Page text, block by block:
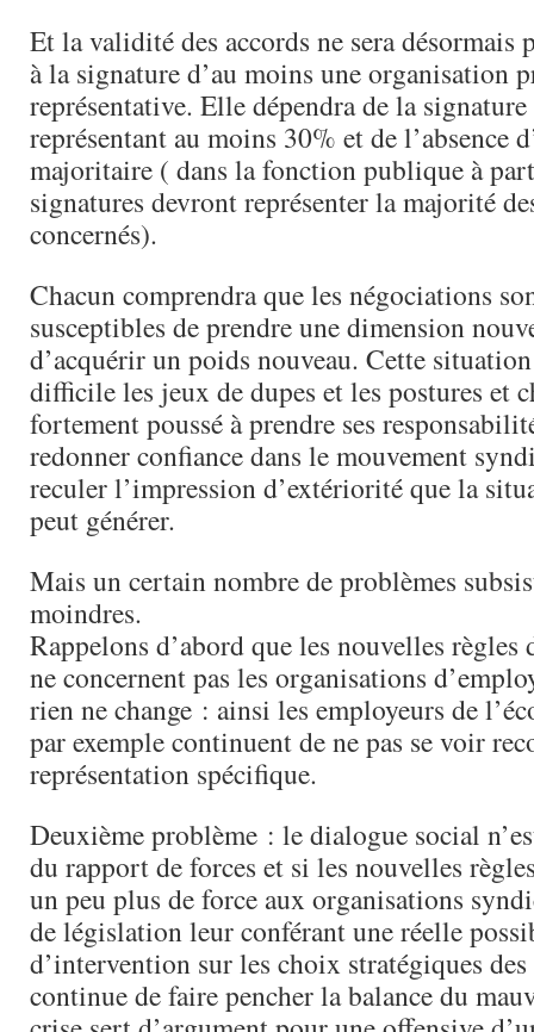
Et la validité des accords ne sera désormais
à la signature d’au moins une organisation
représentative. Elle dépendra de la
représentant au moins 30% et de l’absence
majoritaire ( dans la fonction publique à
signatures devront représenter la majorité
concernés).
Chacun comprendra que les négociations
susceptibles de prendre une dimension
d’acquérir un poids nouveau. Cette
difficile les jeux de dupes et les postures et
fortement poussé à prendre ses
redonner confiance dans le mouvement
reculer l’impression d’extériorité que la
peut générer.
Mais un certain nombre de problèmes
moindres.
Rappelons d’abord que les nouvelles règles
ne concernent pas les organisations
rien ne change : ainsi les employeurs de
par exemple continuent de ne pas se voir
représentation spécifique.
Deuxième problème : le dialogue social
du rapport de forces et si les nouvelles
un peu plus de force aux organisations
de législation leur conférant une réelle
d’intervention sur les choix stratégiques
continue de faire pencher la balance du